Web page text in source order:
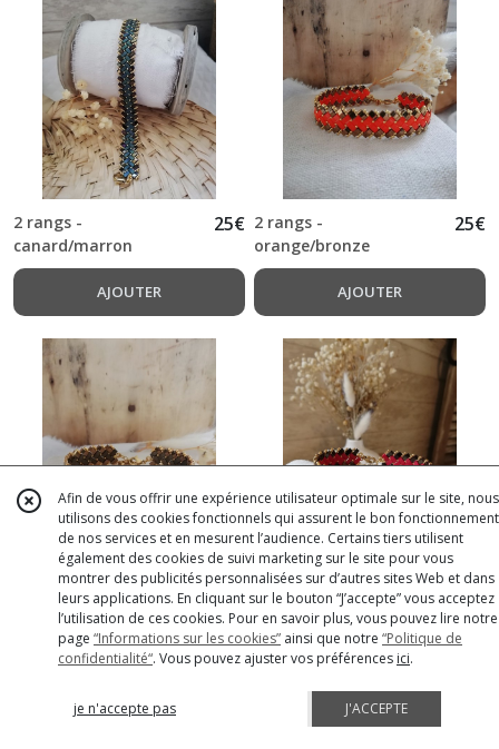
2 rangs -
canard/marron
25€
AJOUTER
2 rangs -
orange/bronze
25€
AJOUTER
2 rangs - bronze/bronze 25€
AJOUTER
2 rangs - rouge
brick/marron
25€
AJOUTER
Afin de vous offrir une expérience utilisateur optimale sur le site, nous
utilisons des cookies fonctionnels qui assurent le bon fonctionnement
de nos services et en mesurent l’audience. Certains tiers utilisent
également des cookies de suivi marketing sur le site pour vous
montrer des publicités personnalisées sur d’autres sites Web et dans
leurs applications. En cliquant sur le bouton “J’accepte” vous acceptez
l’utilisation de ces cookies. Pour en savoir plus, vous pouvez lire notre
page “Informations sur les cookies” ainsi que notre “Politique de
confidentialité“. Vous pouvez ajuster vos préférences ici.
je n'accepte pas J'ACCEPTE